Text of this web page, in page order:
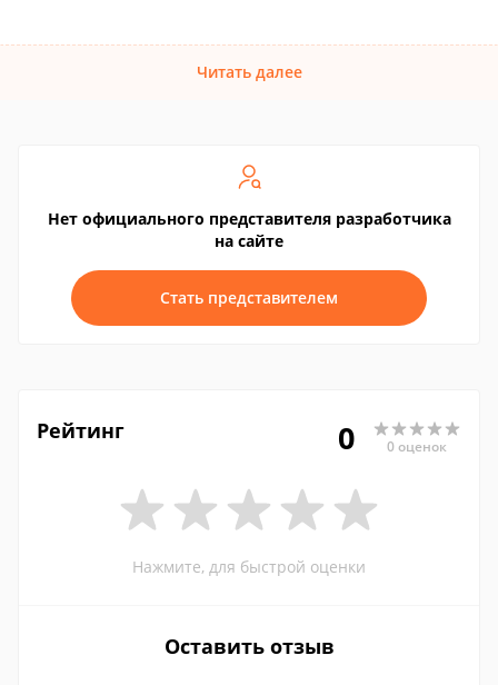
Читать далее
Нет официального представителя разработчика
на сайте
Стать представителем
Рейтинг 0 0 оценок
Нажмите, для быстрой оценки
Оставить отзыв